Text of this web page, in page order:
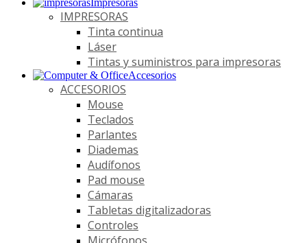
Impresoras
IMPRESORAS
Tinta continua
Láser
Tintas y suministros para impresoras
Accesorios
ACCESORIOS
Mouse
Teclados
Parlantes
Diademas
Audífonos
Pad mouse
Cámaras
Tabletas digitalizadoras
Controles